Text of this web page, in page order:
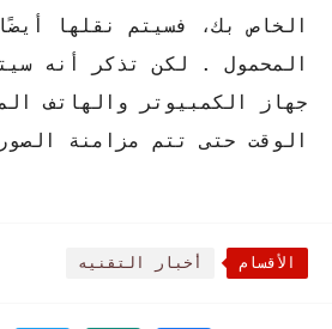
الخاص بك، فسيتم نقلها
المحمول . لكن تذكر أنه
جهاز الكمبيوتر والهاتف
الوقت حتى تتم مزامنة
الأقسام أخبار التقنيه